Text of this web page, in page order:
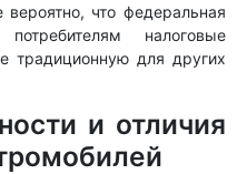
что федеральная
налоговые
традиционную для других
и отличия